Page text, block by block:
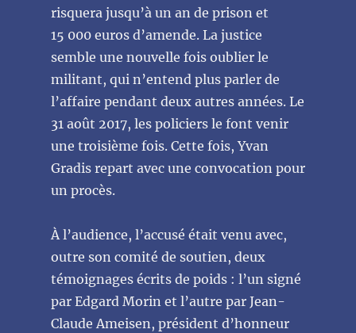
risquera jusqu’à un an de prison et
15 000 euros d’amende. La justice
semble une nouvelle fois oublier le
militant, qui n’entend plus parler de
l’affaire pendant deux autres années. Le
31 août 2017, les policiers le font venir
une troisième fois. Cette fois, Yvan
Gradis repart avec une convocation pour
un procès.
À l’audience, l’accusé était venu avec,
outre son comité de soutien, deux
témoignages écrits de poids : l’un signé
par Edgard Morin et l’autre par Jean-
Claude Ameisen, président d’honneur